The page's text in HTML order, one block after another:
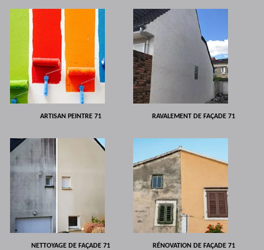
ARTISAN PEINTRE 71 RAVALEMENT DE FAÇADE 71
NETTOYAGE DE FAÇADE 71 RÉNOVATION DE FAÇADE 71